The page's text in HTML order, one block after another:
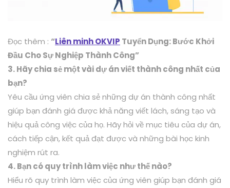
Đọc thêm : “Liên minh OKVIP Tuyển Dụng: Bước Khởi
Đầu Cho Sự Nghiệp Thành Công”
3. Hãy chia sẻ một vài dự án viết thành công nhất của
bạn?
Yêu cầu ứng viên chia sẻ những dự án thành công nhất
giúp bạn đánh giá được khả năng viết lách, sáng tạo và
hiệu quả công việc của họ. Hãy hỏi về mục tiêu của dự án,
cách tiếp cận, kết quả đạt được và những bài học kinh
nghiệm rút ra.
4. Bạn có quy trình làm việc như thế nào?
Hiểu rõ quy trình làm việc của ứng viên giúp bạn đánh giá